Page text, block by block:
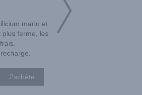
marin et
plus ferme, les